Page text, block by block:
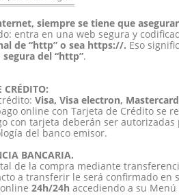
siempre se tiene que
entra en una web segura y
de “http” o sea https://. Eso
segura del “http”.
CRÉDITO:
Visa, Visa electron,
online con Tarjeta de Crédito se
con tarjeta deberán ser
del banco emisor.
BANCARIA.
de la compra mediante
a transferir le será confirmado
24h/24h accediendo a su